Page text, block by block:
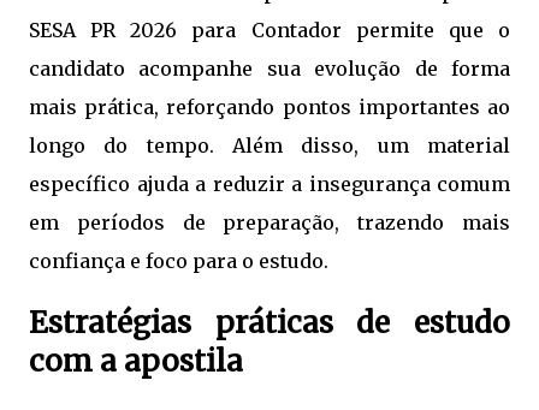
SESA PR 2026 para Contador permite que o
candidato acompanhe sua evolução de forma
mais prática, reforçando pontos importantes ao
longo do tempo. Além disso, um material
específico ajuda a reduzir a insegurança comum
em períodos de preparação, trazendo mais
confiança e foco para o estudo.
Estratégias práticas de estudo
com a apostila